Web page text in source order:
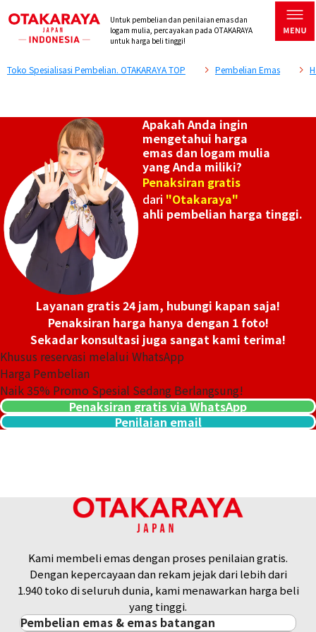
Untuk pembelian dan penilaian emas dan
logam mulia, percayakan pada OTAKARAYA
untuk harga beli tinggi!
Toko Spesialisasi Pembelian. OTAKARAYA TOP Pembelian Emas
Apakah Anda ingin
mengetahui harga
emas dan logam mulia
yang Anda miliki?
Penaksiran gratis
dari "Otakaraya"
ahli pembelian harga tinggi.
Layanan gratis 24 jam, hubungi kapan saja!
Penaksiran harga hanya dengan 1 foto!
Sekadar konsultasi juga sangat kami terima!
Khusus reservasi melalui WhatsApp
Harga Pembelian
Naik35% Promo Spesial Sedang Berlangsung!
Penaksiran gratis via WhatsApp
Penilaian email
Kami membeli emas dengan proses penilaian gratis.
Dengan kepercayaan dan rekam jejak dari lebih dari
1.940 toko di seluruh dunia, kami menawarkan harga beli
yang tinggi.
Pembelian emas & emas batangan